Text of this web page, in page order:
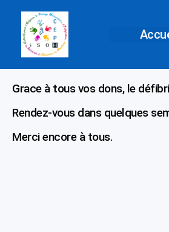
contenu
Grace à tous vos dons, le
Rendez-vous dans quelques
Merci encore à tous.